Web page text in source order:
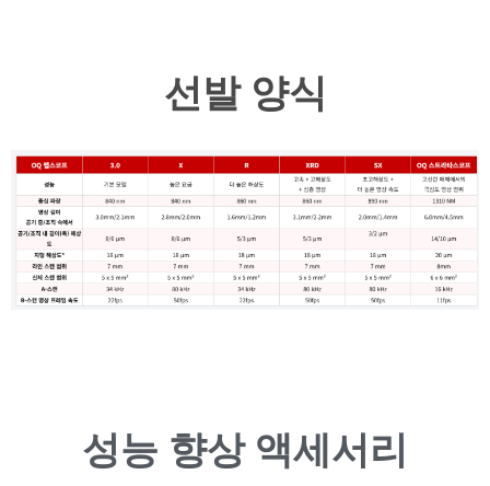
선발 양식
성능 향상 액세서리